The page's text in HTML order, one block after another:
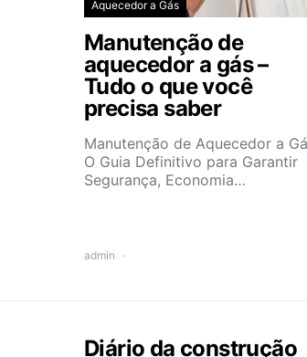
Aquecedor a Gás
Manutenção de
aquecedor a gás –
Tudo o que você
precisa saber
Manutenção de Aquecedor a
O Guia Definitivo para Garantir
Segurança, Economia…
admin
Diário da construção